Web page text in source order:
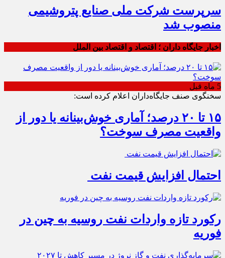
سرپرست شرکت ملی صنایع پتروشیمی
منصوب شد
اخبار جایگاه داران ؛ اقتصاد و اقتصاد بین الملل
5 ماه قبل
سخنگوی صنف جایگاه‌داران اعلام کرده است:
۱۵ تا ۲۰ درصد؛ آماری خوش‌بینانه یا دور از
واقعیت مصرف سوخت؟
احتمال افزایش قیمت نفت
رکورد تازه واردات نفت روسیه به چین در
فوریه